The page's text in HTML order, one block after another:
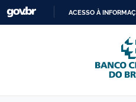
Skip to main content
ACESSO À